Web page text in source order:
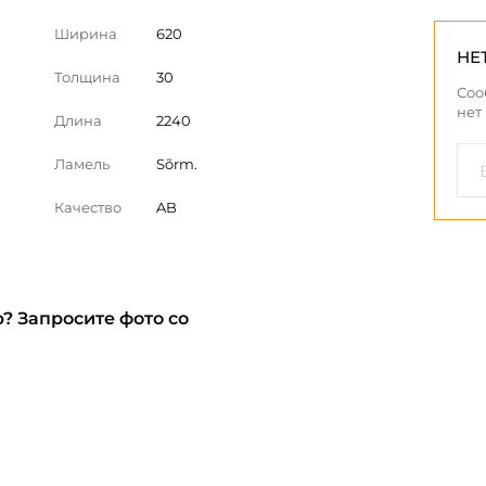
Ширина 620
Толщина 30
Длина 2240
Ламель Sõrm.
Качество AB
нет
Запросите фото со